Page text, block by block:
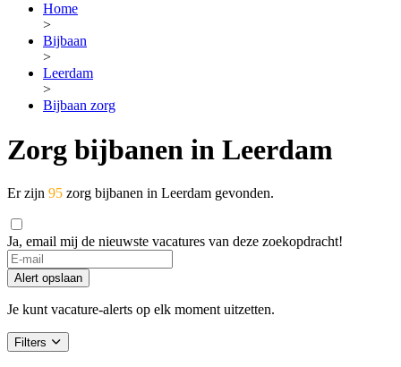
Home
>
Bijbaan
>
Leerdam
>
Bijbaan zorg
Zorg bijbanen in Leerdam
Er zijn 95 zorg bijbanen in Leerdam gevonden.
Ja, email mij de nieuwste vacatures van deze zoekopdracht!
Alert opslaan
Je kunt vacature-alerts op elk moment uitzetten.
Filters